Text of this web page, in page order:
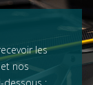
les
nos
dessous :